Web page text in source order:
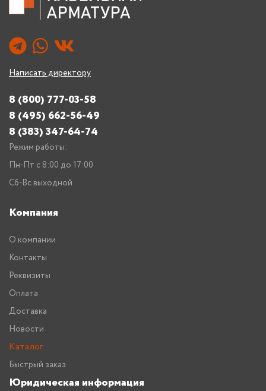
Написать директору
8 (800) 777-03-58
8 (495) 662-56-49
8 (383) 347-64-74
Режим работы:
Пн-Пт с 8:00 до 17:00
Сб-Вс выходной
Компания
О компании
Контакты
Реквизиты
Оплата
Доставка
Новости
Каталог
Быстрый заказ
Юридическая информация